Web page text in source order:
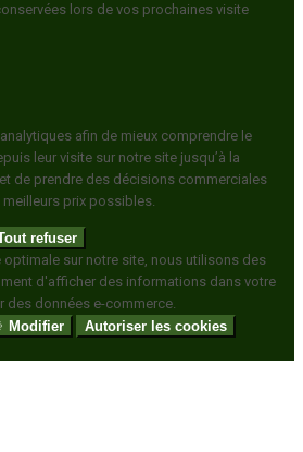
lors de vos prochaines visite
afin de mieux comprendre le
leur visite sur notre site jusqu’à la
de prendre des décisions commerciales
prix possibles.
refuser
optimale sur notre site, nous utilisons des
d'afficher des informations dans votre
des données e-commerce.
Modifier
Autoriser les cookies